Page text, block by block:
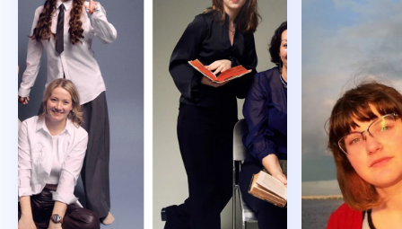
Политика конфиденциальности
Пожертвовать